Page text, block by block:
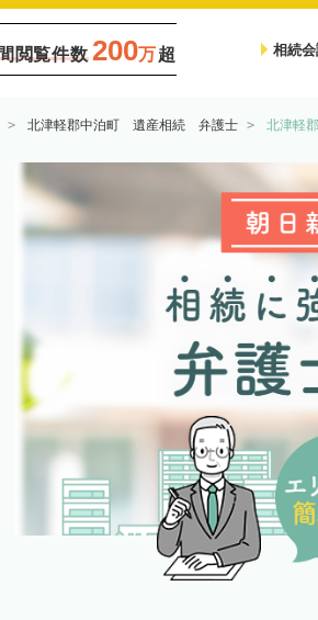
閲覧件数 200万超 相続
北津軽郡中泊町 遺産相続 弁護士 北津軽